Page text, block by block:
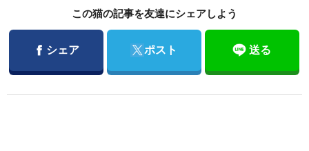
この猫の記事を友達にシェアしよう
Facebook
シェア Twitter
ポスト 送る